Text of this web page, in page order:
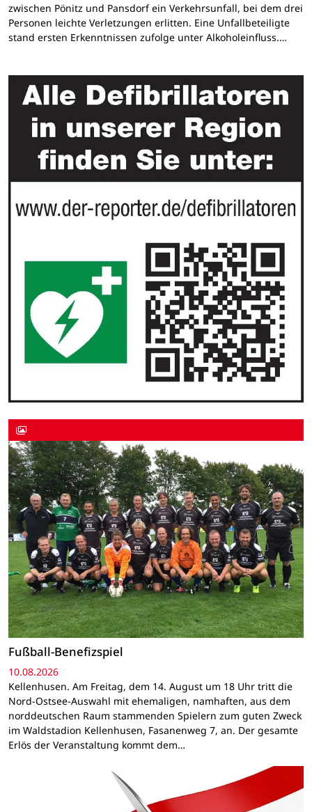
zwischen Pönitz und Pansdorf ein Verkehrsunfall, bei dem drei
Personen leichte Verletzungen erlitten. Eine Unfallbeteiligte
stand ersten Erkenntnissen zufolge unter Alkoholeinfluss.…
Fußball-Benefizspiel
10.08.2026
Kellenhusen. Am Freitag, dem 14. August um 18 Uhr tritt die
Nord-Ostsee-Auswahl mit ehemaligen, namhaften, aus dem
norddeutschen Raum stammenden Spielern zum guten Zweck
im Waldstadion Kellenhusen, Fasanenweg 7, an. Der gesamte
Erlös der Veranstaltung kommt dem…